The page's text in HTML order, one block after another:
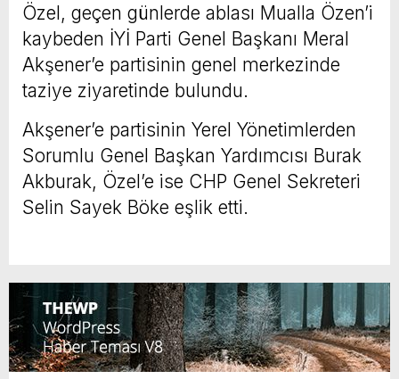
Özel, geçen günlerde ablası Mualla Özen’i
kaybeden İYİ Parti Genel Başkanı Meral
Akşener’e partisinin genel merkezinde
taziye ziyaretinde bulundu.
Akşener’e partisinin Yerel Yönetimlerden
Sorumlu Genel Başkan Yardımcısı Burak
Akburak, Özel’e ise CHP Genel Sekreteri
Selin Sayek Böke eşlik etti.